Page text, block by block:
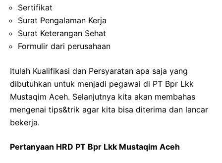
Sertifikat
Surat Pengalaman Kerja
Surat Keterangan Sehat
Formulir dari perusahaan
Itulah Kualifikasi dan Persyaratan apa saja yang
dibutuhkan untuk menjadi pegawai di PT Bpr Lkk
Mustaqim Aceh. Selanjutnya kita akan membahas
mengenai tips&trik agar kita bisa diterima dan lancar
bekerja.
Pertanyaan HRD PT Bpr Lkk Mustaqim Aceh